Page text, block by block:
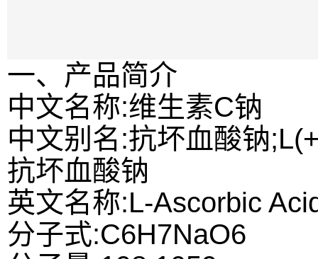
一、产品简介
中文名称:维生素C钠
中文别名:抗坏血酸钠
抗坏血酸钠
英文名称:L-Ascorbic
分子式:C6H7NaO6